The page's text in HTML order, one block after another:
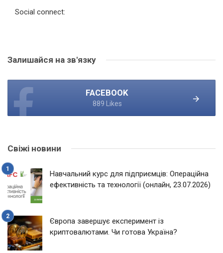
Social connect:
Залишайся на зв'язку
FACEBOOK
889 Likes
Свіжі новини
Навчальний курс для підприємців: Операційна
ефективність та технології (онлайн, 23.07.2026)
Європа завершує експеримент із
криптовалютами. Чи готова Україна?